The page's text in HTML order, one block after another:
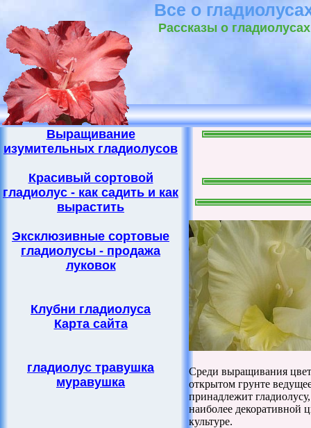
Все о
Рассказы о
Выращивание
изумительных гладиолусов
Красивый сортовой
гладиолус - как садить и как
вырастить
Эксклюзивные сортовые
гладиолусы - продажа
луковок
Клубни гладиолуса
Карта сайта
гладиолус травушка
муравушка
Среди выращивания
открытом грунте
принадлежит
наиболее декоративной
культуре.